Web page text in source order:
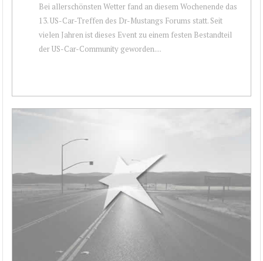
Bei allerschönsten Wetter fand an diesem Wochenende das
13. US-Car-Treffen des Dr-Mustangs Forums statt. Seit
vielen Jahren ist dieses Event zu einem festen Bestandteil
der US-Car-Community geworden....